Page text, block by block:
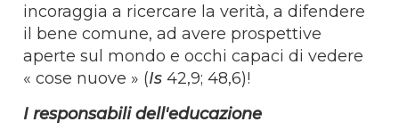
incoraggia a ricercare la verità, a difendere
il bene comune, ad avere prospettive
aperte sul mondo e occhi capaci di vedere
« cose nuove » (Is 42,9; 48,6)!
I responsabili dell'educazione